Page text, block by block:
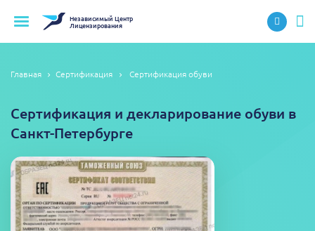
НезависимыйЦентр
Лицензирования
Главная Сертификация Сертификация обуви
Сертификация и декларирование обуви в
Санкт-Петербурге